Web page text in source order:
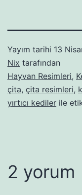
Yayım tarihi 13
Nix tarafından
Hayvan Resimleri,
çita, çita resimleri,
yırtıcı kediler ile
2 yorum